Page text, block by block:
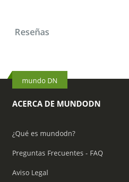
Reseñas
mundo DN
ACERCA DE MUNDODN
¿Qué es mundodn?
Preguntas Frecuentes - FAQ
Aviso Legal